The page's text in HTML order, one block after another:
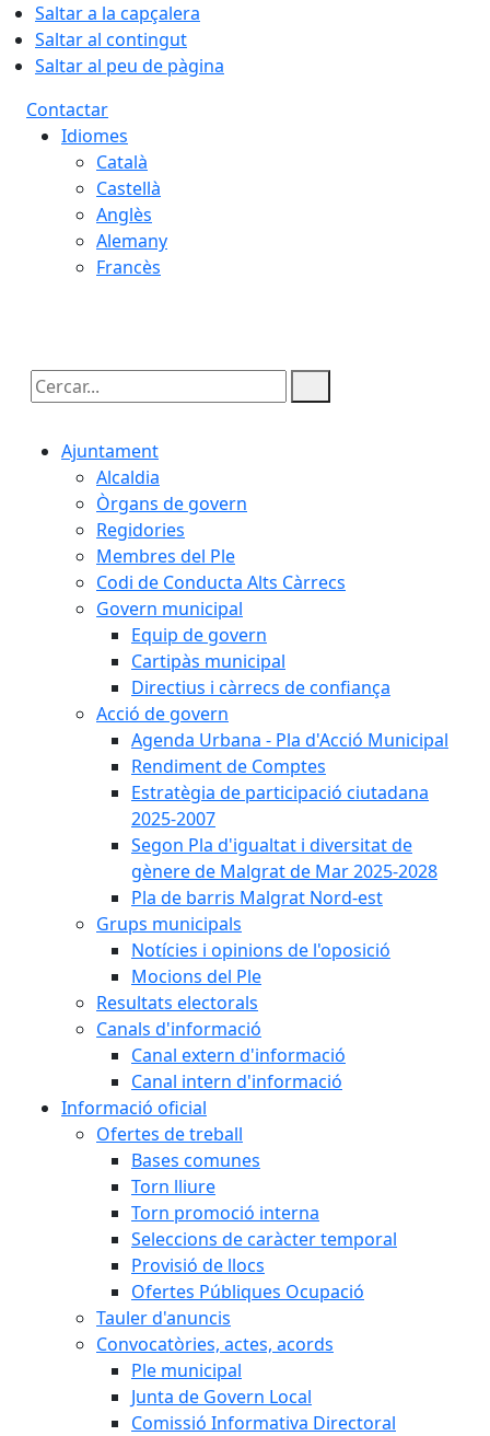
Saltar a la capçalera
Saltar al contingut
Saltar al peu de pàgina
Contactar
Idiomes
Català
Castellà
Anglès
Alemany
Francès
Cercar:
Ajuntament
Alcaldia
Òrgans de govern
Regidories
Membres del Ple
Codi de Conducta Alts Càrrecs
Govern municipal
Equip de govern
Cartipàs municipal
Directius i càrrecs de confiança
Acció de govern
Agenda Urbana - Pla d'Acció Municipal
Rendiment de Comptes
Estratègia de participació ciutadana
2025-2007
Segon Pla d'igualtat i diversitat de
gènere de Malgrat de Mar 2025-2028
Pla de barris Malgrat Nord-est
Grups municipals
Notícies i opinions de l'oposició
Mocions del Ple
Resultats electorals
Canals d'informació
Canal extern d'informació
Canal intern d'informació
Informació oficial
Ofertes de treball
Bases comunes
Torn lliure
Torn promoció interna
Seleccions de caràcter temporal
Provisió de llocs
Ofertes Públiques Ocupació
Tauler d'anuncis
Convocatòries, actes, acords
Ple municipal
Junta de Govern Local
Comissió Informativa Directoral